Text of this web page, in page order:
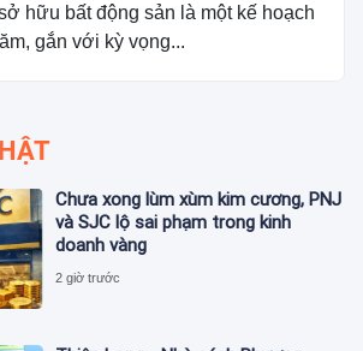
hữu bất động sản là một kế hoạch
gắn với kỳ vọng...
Chưa xong lùm xùm kim cương, PNJ
và SJC lộ sai phạm trong kinh
doanh vàng
2 giờ trước